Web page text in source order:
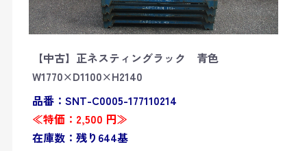
【中古】正ネスティングラック 青色
W1770×D1100×H2140
品番：SNT-C0005-177110214
≪特価：2,500 円≫
在庫数：残り644基